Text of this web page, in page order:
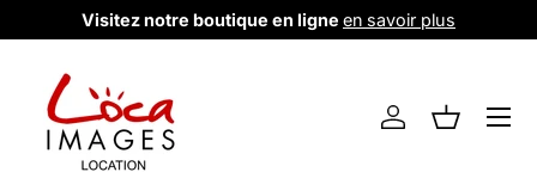
Aller au contenu
Visitez notre boutique en ligne en savoir plus
Se connecter
Liste de
Menu